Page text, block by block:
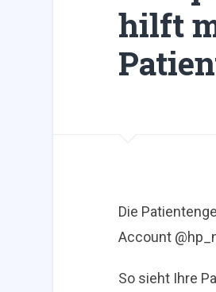
hilft
Die
Account
So sieht Ihre